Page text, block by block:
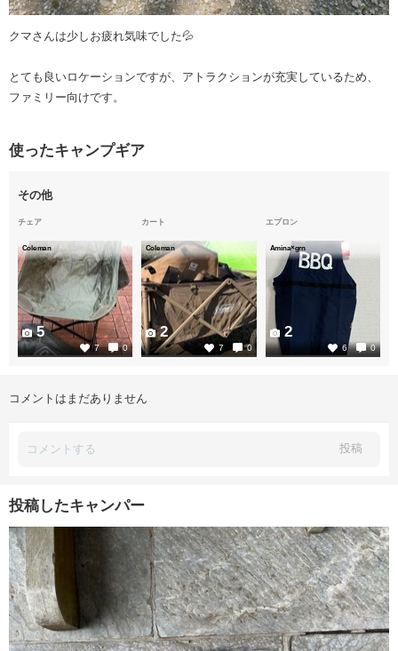
クマさんは少しお疲れ気味でした💦
とても良いロケーションですが、アトラクションが充実しているため、
ファミリー向けです。
使ったキャンプギア
その他
チェア
Coleman
7 0
5
カート
Coleman
7 0
2
エプロン
Amina×grn
6 0
2
コメントはまだありません
投稿
投稿したキャンパー